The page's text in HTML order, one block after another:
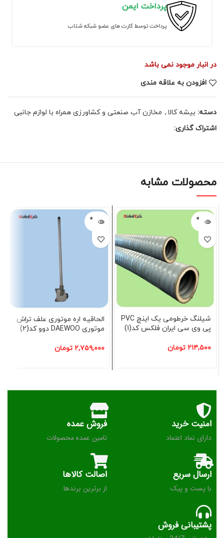
پرداخت ایمن
پرداخت توسط کارت های عضو شبکه شتاب
در انبار موجود نمی باشد
افزودن به علاقه مندی
دسته: بیشه کالا , مخازن آب صنعتی و کشاورزی همراه با لوازم جانبی
اشتراک گذاری:
محصولات مشابه
فروخته
شده
شیلنگ خرطومی یک اینچ PVC
پی وی سی ایران فلکس کد(1)
۲۱۴,۵۰۰ تومان
فروخته
شده
الحاقیه اره موتوری علف تراش
موتوری DAEWOO دوو کد(2)
۲,۷۵۹,۰۰۰ تومان
امنیت خرید
دارای نماد اعتماد
فروش عمده
تامین عمده محصولات
ارسال سریع
با پست و پیک
اصالت کالاها
از برترین برندها
پشتیبانی فروش